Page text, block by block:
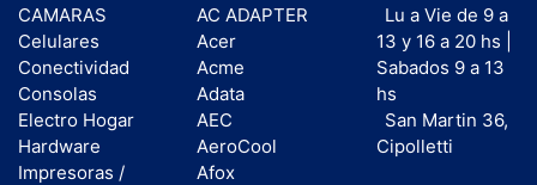
CAMARAS
Celulares
Conectividad
Consolas
Electro Hogar
Hardware
Impresoras /
AC ADAPTER
Acer
Acme
Adata
AEC
AeroCool
Afox
Lu a Vie de 9 a
13 y 16 a 20 hs |
Sabados 9 a 13
hs
San Martin 36,
Cipolletti